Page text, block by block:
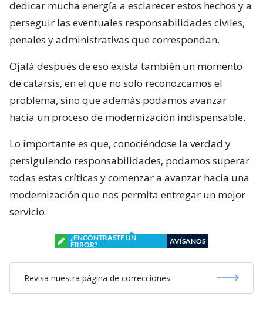
dedicar mucha energía a esclarecer estos hechos y a
perseguir las eventuales responsabilidades civiles,
penales y administrativas que correspondan.
Ojalá después de eso exista también un momento
de catarsis, en el que no solo reconozcamos el
problema, sino que además podamos avanzar
hacia un proceso de modernización indispensable.
Lo importante es que, conociéndose la verdad y
persiguiendo responsabilidades, podamos superar
todas estas críticas y comenzar a avanzar hacia una
modernización que nos permita entregar un mejor
servicio.
¿ENCONTRASTE UN
ERROR?
AVÍSANOS
Revisa nuestra página de correcciones